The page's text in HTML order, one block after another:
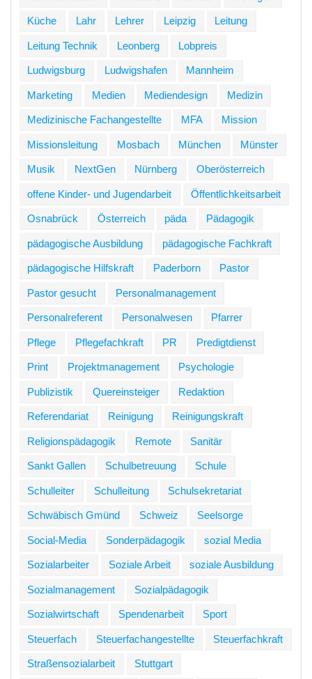
Küche Lahr Lehrer Leipzig Leitung
Leitung Technik Leonberg Lobpreis
Ludwigsburg Ludwigshafen Mannheim
Marketing Medien Mediendesign Medizin
Medizinische Fachangestellte MFA Mission
Missionsleitung Mosbach München Münster
Musik NextGen Nürnberg Oberösterreich
offene Kinder- und Jugendarbeit Öffentlichkeitsarbeit
Osnabrück Österreich päda Pädagogik
pädagogische Ausbildung pädagogische Fachkraft
pädagogische Hilfskraft Paderborn Pastor
Pastor gesucht Personalmanagement
Personalreferent Personalwesen Pfarrer
Pflege Pflegefachkraft PR Predigtdienst
Print Projektmanagement Psychologie
Publizistik Quereinsteiger Redaktion
Referendariat Reinigung Reinigungskraft
Religionspädagogik Remote Sanitär
Sankt Gallen Schulbetreuung Schule
Schulleiter Schulleitung Schulsekretariat
Schwäbisch Gmünd Schweiz Seelsorge
Social-Media Sonderpädagogik sozial Media
Sozialarbeiter Soziale Arbeit soziale Ausbildung
Sozialmanagement Sozialpädagogik
Sozialwirtschaft Spendenarbeit Sport
Steuerfach Steuerfachangestellte Steuerfachkraft
Straßensozialarbeit Stuttgart